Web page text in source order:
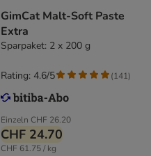
GimCat Malt-Soft Paste
Extra
Sparpaket: 2 x 200 g
Einzeln CHF 26.20
CHF 24.70
CHF 61.75 / kg
Rating: 4.6/5 (141)